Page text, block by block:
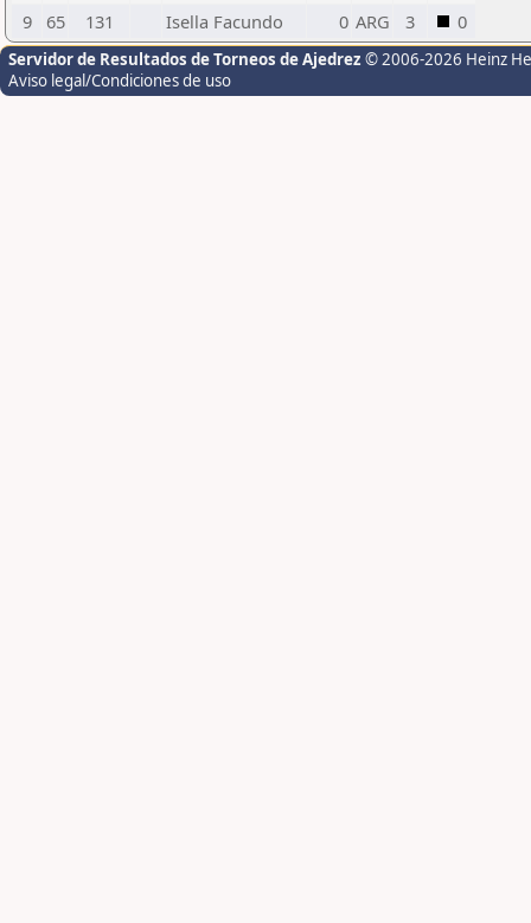
9
65 131 Isella Facundo 0 ARG 3 0
Servidor de Resultados de Torneos de Ajedrez © 2006-2026 Heinz
Aviso legal/Condiciones de uso